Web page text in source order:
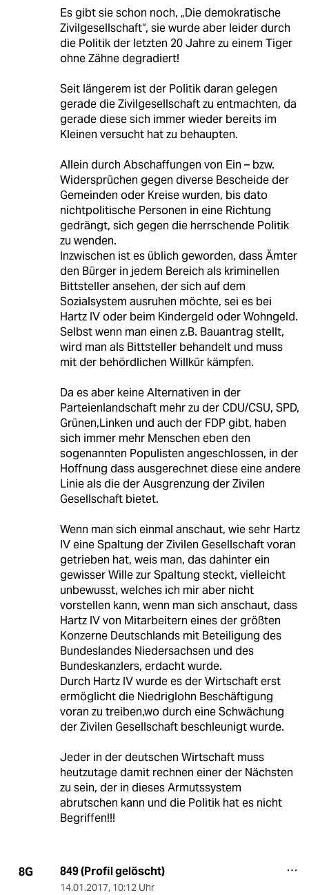
Es gibt sie schon noch, „Die demokratische
Zivilgesellschaft“, sie wurde aber leider durch
die Politik der letzten 20 Jahre zu einem Tiger
ohne Zähne degradiert!
Seit längerem ist der Politik daran gelegen
gerade die Zivilgesellschaft zu entmachten, da
gerade diese sich immer wieder bereits im
Kleinen versucht hat zu behaupten.
Allein durch Abschaffungen von Ein – bzw.
Widersprüchen gegen diverse Bescheide der
Gemeinden oder Kreise wurden, bis dato
nichtpolitische Personen in eine Richtung
gedrängt, sich gegen die herrschende Politik
zu wenden.
Inzwischen ist es üblich geworden, dass Ämter
den Bürger in jedem Bereich als kriminellen
Bittsteller ansehen, der sich auf dem
Sozialsystem ausruhen möchte, sei es bei
Hartz IV oder beim Kindergeld oder Wohngeld.
Selbst wenn man einen z.B. Bauantrag stellt,
wird man als Bittsteller behandelt und muss
mit der behördlichen Willkür kämpfen.
Da es aber keine Alternativen in der
Parteienlandschaft mehr zu der CDU/CSU, SPD,
Grünen,Linken und auch der FDP gibt, haben
sich immer mehr Menschen eben den
sogenannten Populisten angeschlossen, in der
Hoffnung dass ausgerechnet diese eine andere
Linie als die der Ausgrenzung der Zivilen
Gesellschaft bietet.
Wenn man sich einmal anschaut, wie sehr Hartz
IV eine Spaltung der Zivilen Gesellschaft voran
getrieben hat, weis man, das dahinter ein
gewisser Wille zur Spaltung steckt, vielleicht
unbewusst, welches ich mir aber nicht
vorstellen kann, wenn man sich anschaut, dass
Hartz IV von Mitarbeitern eines der größten
Konzerne Deutschlands mit Beteiligung des
Bundeslandes Niedersachsen und des
Bundeskanzlers, erdacht wurde.
Durch Hartz IV wurde es der Wirtschaft erst
ermöglicht die Niedriglohn Beschäftigung
voran zu treiben,wo durch eine Schwächung
der Zivilen Gesellschaft beschleunigt wurde.
Jeder in der deutschen Wirtschaft muss
heutzutage damit rechnen einer der Nächsten
zu sein, der in dieses Armutssystem
abrutschen kann und die Politik hat es nicht
Begriffen!!!
8G 849 (Profil gelöscht)
14.01.2017, 10:12 Uhr